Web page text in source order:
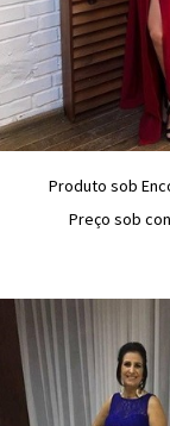
Produto sob
Preço sob